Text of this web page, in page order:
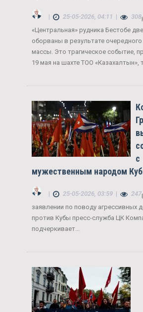
| 25-05-2026, 04:11 | 308
«Центральная» рудника Бестобе
оборваны в результате
массы. Это трагическое событие,
19 мая на шахте ТОО «Казахалтын»,
с
мужественным народом
| 25-05-2026, 03:59 | 247
заявлении по поводу агрессивных
против Кубы пресс-служба ЦК
подчеркивает...